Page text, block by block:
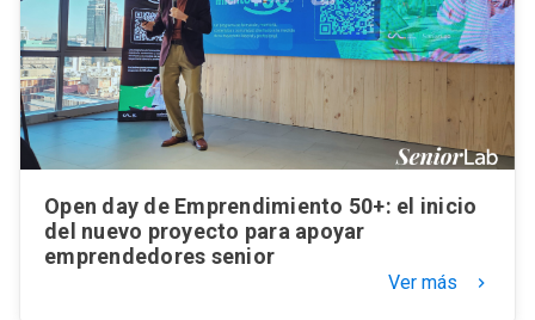
Open day de Emprendimiento 50+: el inicio
del nuevo proyecto para apoyar
emprendedores senior
Ver más keyboard_arrow_right